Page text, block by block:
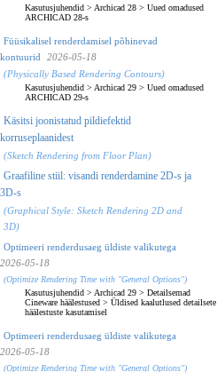
Kasutusjuhendid > Archicad 28 > Uued omadused
ARCHICAD 28-s
Füüsikalisel renderdamisel põhinevad
kontuurid
2026-05-18
(Physically Based Rendering Contours)
Kasutusjuhendid > Archicad 29 > Uued omadused
ARCHICAD 29-s
Käsitsi joonistatud pildiefektid
korruseplaanidest
(Sketch Rendering from Floor Plan)
Graafiline stiil: visandi renderdamine 2D-s ja
3D-s
(Graphical Style: Sketch Rendering 2D and
3D)
Optimeeri renderdusaeg üldiste valikutega
2026-05-18
(Optimize Rendering Time with "General Options")
Kasutusjuhendid > Archicad 29 > Detailsemad
Cineware häälestused > Üldised kaalutlused detailsete
häälestuste kasutamisel
Optimeeri renderdusaeg üldiste valikutega
2026-05-18
(Optimize Rendering Time with "General Options")